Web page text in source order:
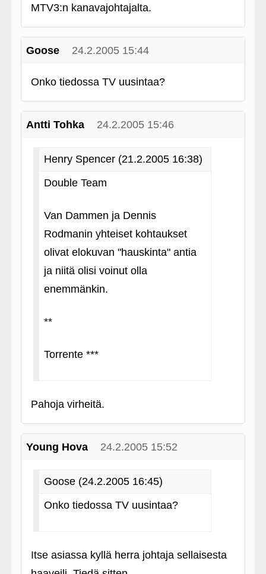
MTV3:n kanavajohtajalta.
Goose 24.2.2005 15:44
Onko tiedossa TV uusintaa?
Antti Tohka 24.2.2005 15:46
Henry Spencer (21.2.2005 16:38)
Double Team
Van Dammen ja Dennis
Rodmanin yhteiset kohtaukset
olivat elokuvan "hauskinta" antia
ja niitä olisi voinut olla
enemmänkin.
**
Torrente ***
Pahoja virheitä.
Young Hova 24.2.2005 15:52
Goose (24.2.2005 16:45)
Onko tiedossa TV uusintaa?
Itse asiassa kyllä herra johtaja sellaisesta